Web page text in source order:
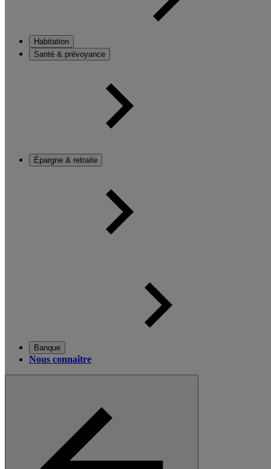
Habitation
Santé & prévoyance
Épargne & retraite
Banque
Nous connaître